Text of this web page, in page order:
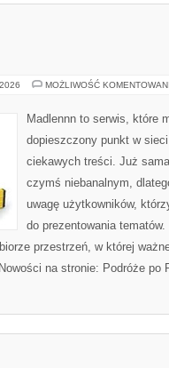
MOŻLIWOŚĆ
Madlennn to serwis, które
dopieszczony punkt w
ciekawych treści. Już
czymś niebanalnym,
uwagę użytkowników,
do prezentowania
przestrzeń, w której
na stronie: Podróże